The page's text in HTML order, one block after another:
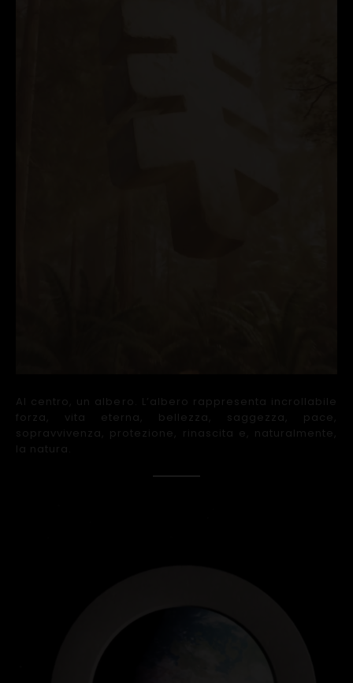
Al centro, un albero. L’albero rappresenta incrollabile
forza, vita eterna, bellezza, saggezza, pace,
sopravvivenza, protezione, rinascita e, naturalmente,
la natura.